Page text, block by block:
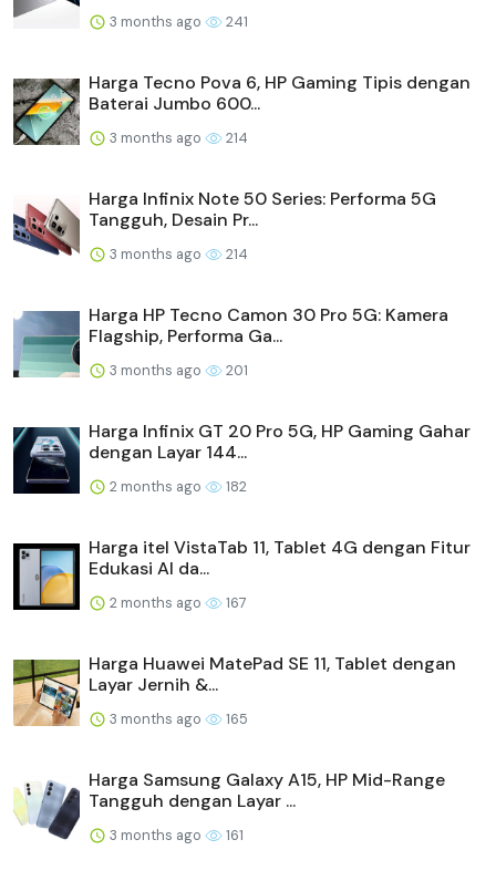
3 months ago 241
Harga Tecno Pova 6, HP Gaming Tipis dengan
Baterai Jumbo 600...
3 months ago 214
Harga Infinix Note 50 Series: Performa 5G
Tangguh, Desain Pr...
3 months ago 214
Harga HP Tecno Camon 30 Pro 5G: Kamera
Flagship, Performa Ga...
3 months ago 201
Harga Infinix GT 20 Pro 5G, HP Gaming Gahar
dengan Layar 144...
2 months ago 182
Harga itel VistaTab 11, Tablet 4G dengan Fitur
Edukasi AI da...
2 months ago 167
Harga Huawei MatePad SE 11, Tablet dengan
Layar Jernih &...
3 months ago 165
Harga Samsung Galaxy A15, HP Mid-Range
Tangguh dengan Layar ...
3 months ago 161